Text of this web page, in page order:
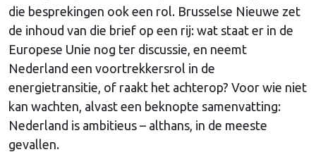
die besprekingen ook een rol. Brusselse Nieuwe zet
de inhoud van die brief op een rij: wat staat er in de
Europese Unie nog ter discussie, en neemt
Nederland een voortrekkersrol in de
energietransitie, of raakt het achterop? Voor wie niet
kan wachten, alvast een beknopte samenvatting:
Nederland is ambitieus – althans, in de meeste
gevallen.